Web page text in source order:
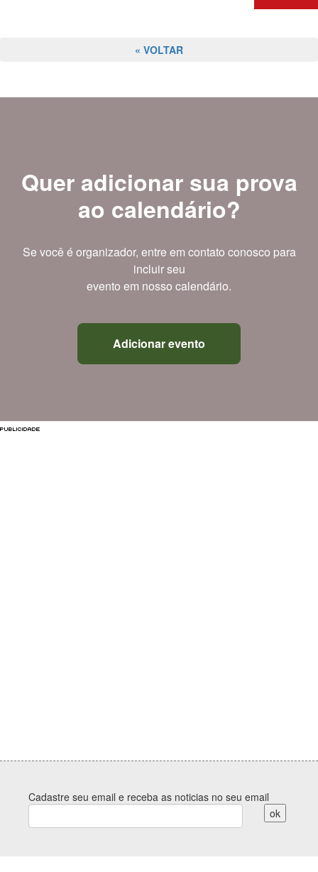
« VOLTAR
Quer adicionar sua prova
ao calendário?
Se você é organizador, entre em contato conosco para
incluir seu
evento em nosso calendário.
Adicionar evento
Cadastre seu email e receba as noticias no seu email